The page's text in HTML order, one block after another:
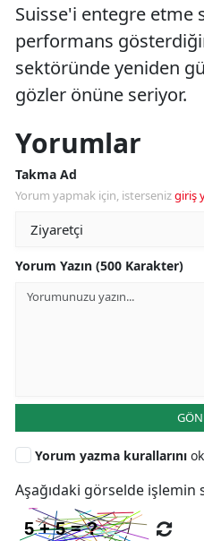
Suisse'i entegre etme
performans
sektöründe yeniden
gözler önüne seriyor.
Yorumlar
Takma Ad
Yorum yapmak için, istersenizgiriş
Yorum Yazın (500 Karakter)
Yorum yazma kurallarını
Aşağıdaki görselde işlemin